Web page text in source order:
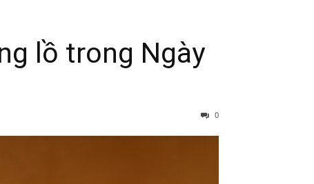
lồ trong Ngày
0